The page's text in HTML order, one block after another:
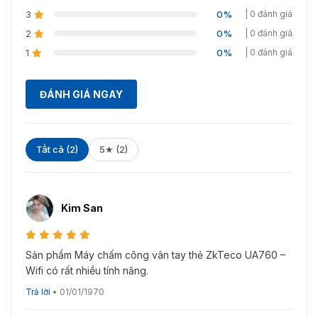
3 0% | 0 đánh giá
2 0% | 0 đánh giá
1 0% | 0 đánh giá
ĐÁNH GIÁ NGAY
Tất cả (2) 5★ (2)
Kim San
Sản phẩm Máy chấm công vân tay thẻ ZkTeco UA760 –
Wifi có rất nhiều tính năng.
Trả lời • 01/01/1970